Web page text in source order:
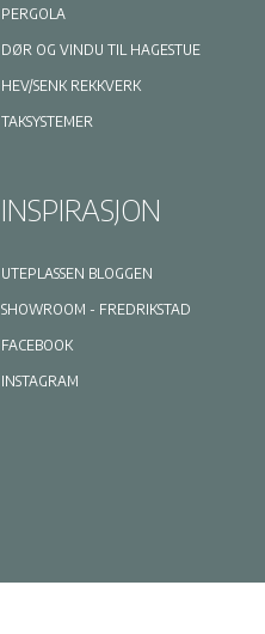
PERGOLA
DØR OG VINDU TIL HAGESTUE
HEV/SENK REKKVERK
TAKSYSTEMER
INSPIRASJON
UTEPLASSEN BLOGGEN
SHOWROOM - FREDRIKSTAD
FACEBOOK
INSTAGRAM